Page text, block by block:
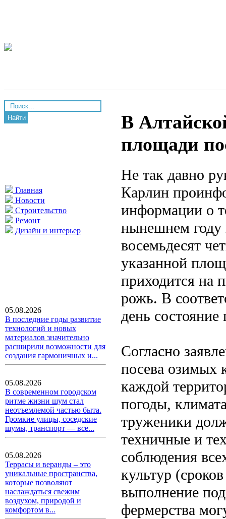
Найти
Главная
Новости
Строительство
Ремонт
Дизайн и интерьер
05.08.2026
В последние годы развитие
технологий и новых
материалов значительно
расширили возможности для
создания гармоничных и...
05.08.2026
В современном городском
ритме жизни шум стал
неотъемлемой частью быта.
Громкие улицы, соседские
шумы, транспорт — все...
05.08.2026
Террасы и веранды – это
уникальные пространства,
которые позволяют
наслаждаться свежим
воздухом, природой и
комфортом в...
В
площади
Не так давно
Карлин
информации о
нынешнем году
восемьдесят
указанной
приходится на
рожь. В
день
Согласно
посева озимых
каждой
погоды,
труженики
техничные и
соблюдения
культур
выполнение
фермерства